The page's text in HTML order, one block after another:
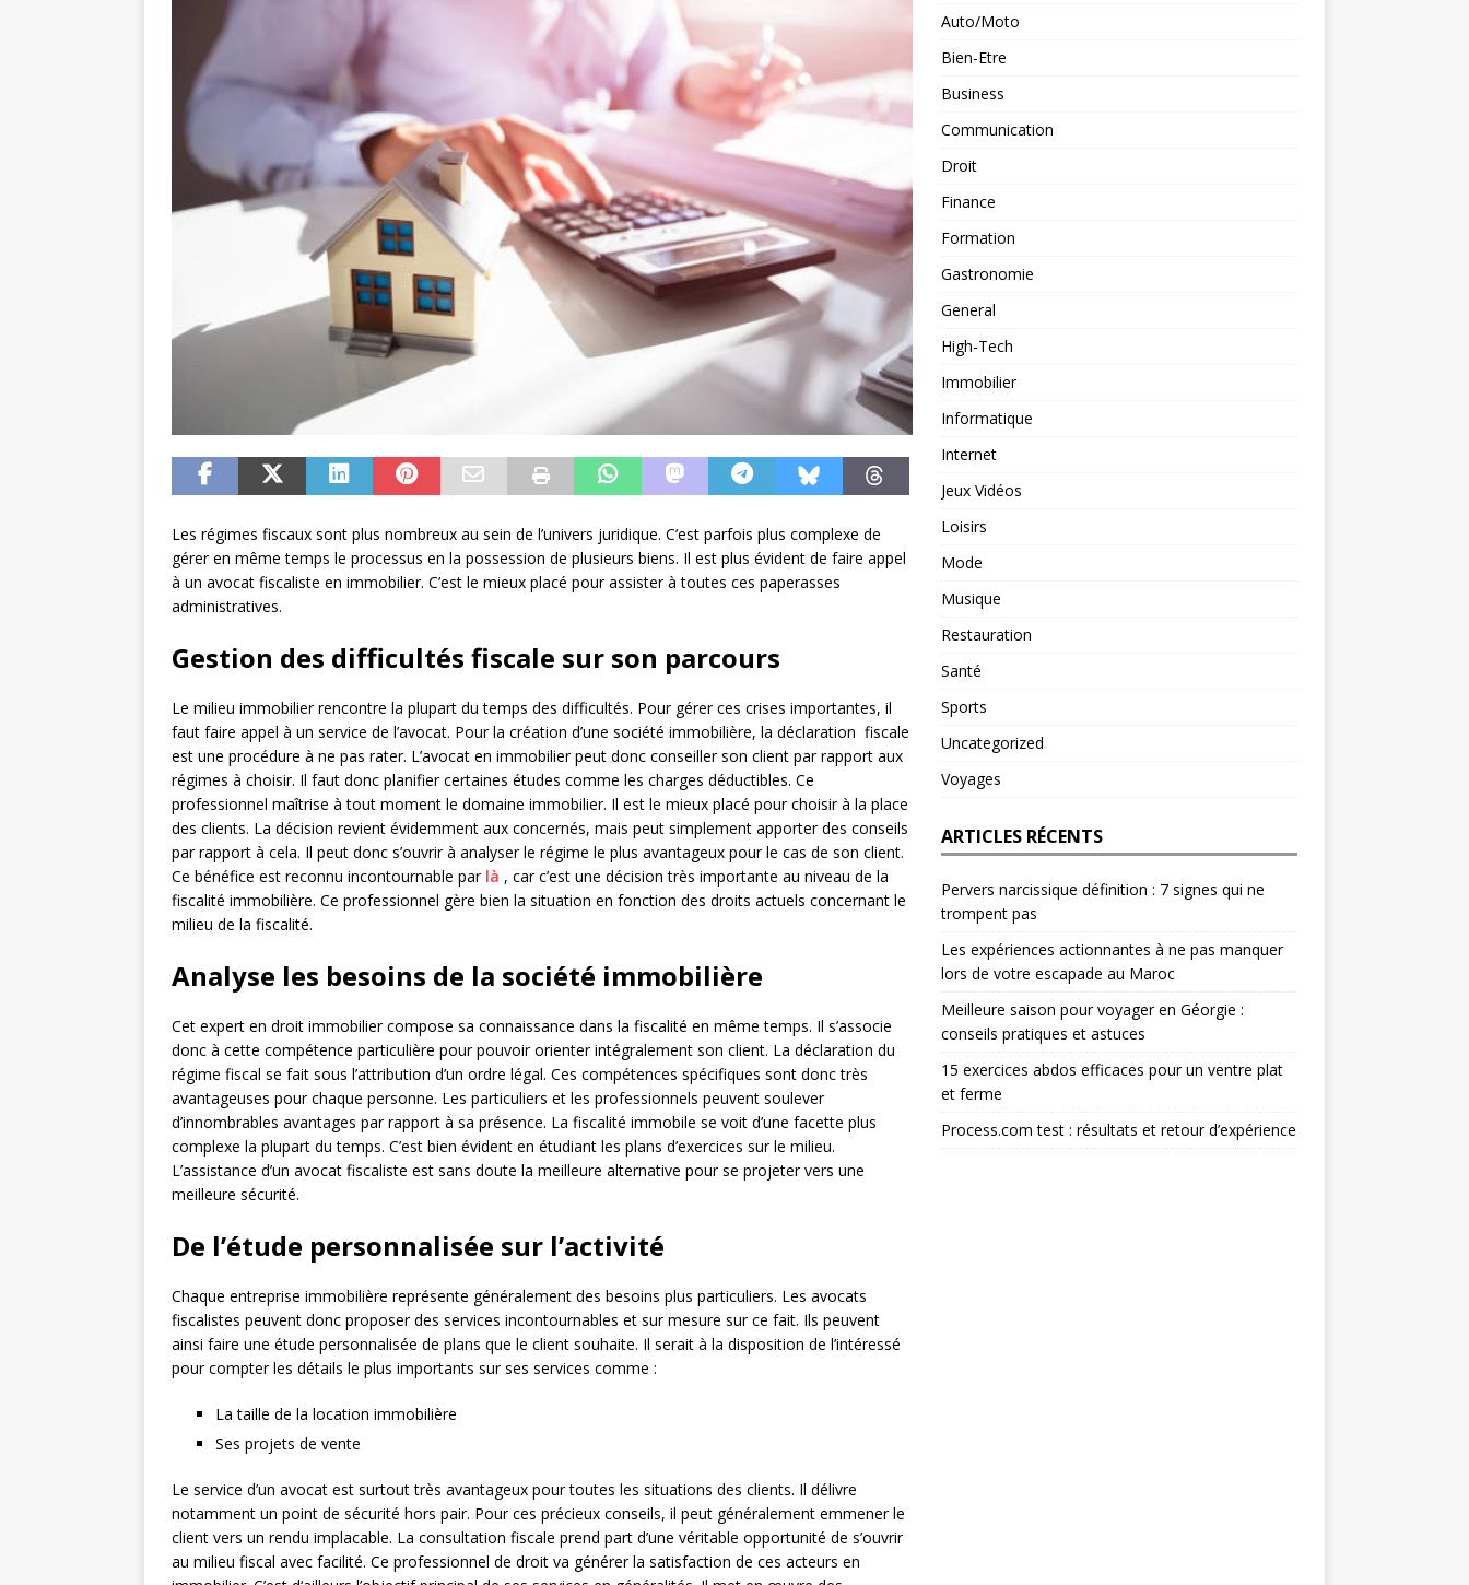
Les régimes fiscaux sont plus nombreux au sein de l’univers juridique. C’est parfois plus complexe de
gérer en même temps le processus en la possession de plusieurs biens. Il est plus évident de faire appel
à un avocat fiscaliste en immobilier. C’est le mieux placé pour assister à toutes ces paperasses
administratives.
Gestion des difficultés fiscale sur son parcours
Le milieu immobilier rencontre la plupart du temps des difficultés. Pour gérer ces crises importantes, il
faut faire appel à un service de l’avocat. Pour la création d’une société immobilière, la déclaration fiscale
est une procédure à ne pas rater. L’avocat en immobilier peut donc conseiller son client par rapport aux
régimes à choisir. Il faut donc planifier certaines études comme les charges déductibles. Ce
professionnel maîtrise à tout moment le domaine immobilier. Il est le mieux placé pour choisir à la place
des clients. La décision revient évidemment aux concernés, mais peut simplement apporter des conseils
par rapport à cela. Il peut donc s’ouvrir à analyser le régime le plus avantageux pour le cas de son client.
Ce bénéfice est reconnu incontournable par là , car c’est une décision très importante au niveau de la
fiscalité immobilière. Ce professionnel gère bien la situation en fonction des droits actuels concernant le
milieu de la fiscalité.
Analyse les besoins de la société immobilière
Cet expert en droit immobilier compose sa connaissance dans la fiscalité en même temps. Il s’associe
donc à cette compétence particulière pour pouvoir orienter intégralement son client. La déclaration du
régime fiscal se fait sous l’attribution d’un ordre légal. Ces compétences spécifiques sont donc très
avantageuses pour chaque personne. Les particuliers et les professionnels peuvent soulever
d’innombrables avantages par rapport à sa présence. La fiscalité immobile se voit d’une facette plus
complexe la plupart du temps. C’est bien évident en étudiant les plans d’exercices sur le milieu.
L’assistance d’un avocat fiscaliste est sans doute la meilleure alternative pour se projeter vers une
meilleure sécurité.
De l’étude personnalisée sur l’activité
Chaque entreprise immobilière représente généralement des besoins plus particuliers. Les avocats
fiscalistes peuvent donc proposer des services incontournables et sur mesure sur ce fait. Ils peuvent
ainsi faire une étude personnalisée de plans que le client souhaite. Il serait à la disposition de l’intéressé
pour compter les détails le plus importants sur ses services comme :
La taille de la location immobilière
Ses projets de vente
Le service d’un avocat est surtout très avantageux pour toutes les situations des clients. Il délivre
notamment un point de sécurité hors pair. Pour ces précieux conseils, il peut généralement emmener le
client vers un rendu implacable. La consultation fiscale prend part d’une véritable opportunité de s’ouvrir
au milieu fiscal avec facilité. Ce professionnel de droit va générer la satisfaction de ces acteurs en
Auto/Moto
Bien-Etre
Business
Communication
Droit
Finance
Formation
Gastronomie
General
High-Tech
Immobilier
Informatique
Internet
Jeux Vidéos
Loisirs
Mode
Musique
Restauration
Santé
Sports
Uncategorized
Voyages
ARTICLES RÉCENTS
Pervers narcissique définition : 7 signes qui ne
trompent pas
Les expériences actionnantes à ne pas manquer
lors de votre escapade au Maroc
Meilleure saison pour voyager en Géorgie :
conseils pratiques et astuces
15 exercices abdos efficaces pour un ventre plat
et ferme
Process.com test : résultats et retour d’expérience